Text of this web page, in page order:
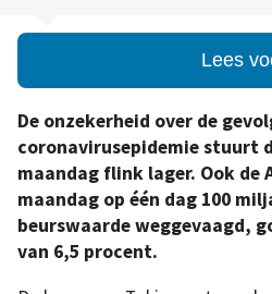
Lees
De onzekerheid over de
coronavirusepidemie stuurt
maandag flink lager. Ook de
maandag op één dag 100
beurswaarde weggevaagd,
van 6,5 procent.